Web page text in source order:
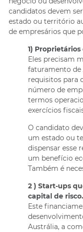
candidatos devem
estado ou território
de empresários que
1)
Eles precisam
faturamento de
requisitos para
número de
termos
exercícios
O candidato
um estado ou
dispensar esse
um benefício
Também é
2 ) Start-ups
capital de risco.
Este
Austrália, a